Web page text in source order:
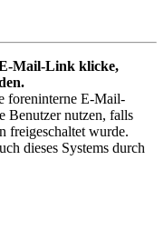
Mail-Link klicke,
foreninterne E-Mail-
Benutzer nutzen, falls
freigeschaltet wurde.
dieses Systems durch